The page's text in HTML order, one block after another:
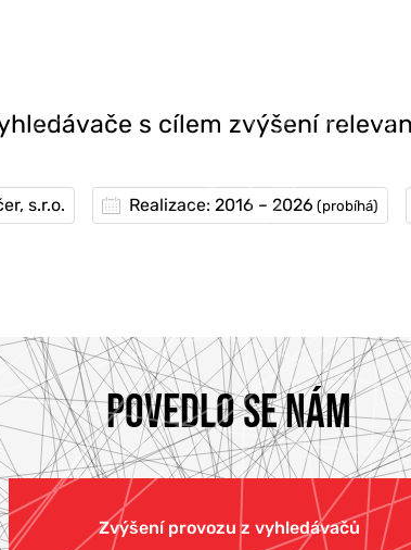
s cílem zvýšení
s.r.o. Realizace: 2016 – 2026 (probíhá)
POVEDLO SE NÁM
Zvýšení provozu z vyhledávačů